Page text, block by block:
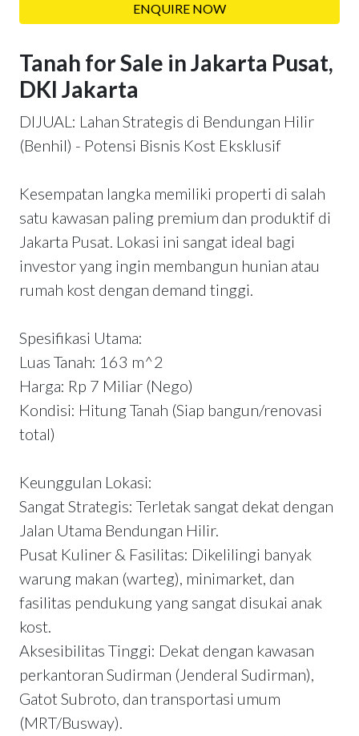
ENQUIRE NOW
Tanah for Sale in Jakarta Pusat,
DKI Jakarta
DIJUAL: Lahan Strategis di Bendungan Hilir
(Benhil) - Potensi Bisnis Kost Eksklusif
Kesempatan langka memiliki properti di salah
satu kawasan paling premium dan produktif di
Jakarta Pusat. Lokasi ini sangat ideal bagi
investor yang ingin membangun hunian atau
rumah kost dengan demand tinggi.
Spesifikasi Utama:
Luas Tanah: 163 m^2
Harga: Rp 7 Miliar (Nego)
Kondisi: Hitung Tanah (Siap bangun/renovasi
total)
Keunggulan Lokasi:
Sangat Strategis: Terletak sangat dekat dengan
Jalan Utama Bendungan Hilir.
Pusat Kuliner & Fasilitas: Dikelilingi banyak
warung makan (warteg), minimarket, dan
fasilitas pendukung yang sangat disukai anak
kost.
Aksesibilitas Tinggi: Dekat dengan kawasan
perkantoran Sudirman (Jenderal Sudirman),
Gatot Subroto, dan transportasi umum
(MRT/Busway).